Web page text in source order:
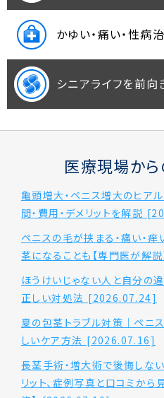
かゆい・痛い・性病
シニアライフを前向
医療現場か
亀頭増大・ペニス増大のヒア
間・費用・デメリットを解説
ペニスの毛が挟まる・痛い・
茎になることも【専門医が解
ほうけいじゃない人と自分の
正しい対処法 [2026.07.24]
夏の包茎トラブル対策｜ペニ
しいケア方法 [2026.07.16]
長茎手術・増大術で後悔しな
リット、症例写真と口コミか